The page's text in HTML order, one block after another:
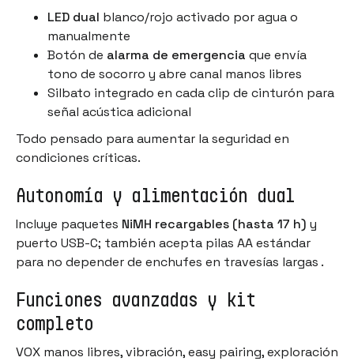
LED dual blanco/rojo activado por agua o
manualmente
Botón de alarma de emergencia que envía
tono de socorro y abre canal manos libres
Silbato integrado en cada clip de cinturón para
señal acústica adicional
Todo pensado para aumentar la seguridad en
condiciones críticas.
Autonomía y alimentación dual
Incluye paquetes NiMH recargables (hasta 17 h) y
puerto USB-C; también acepta pilas AA estándar
para no depender de enchufes en travesías largas .
Funciones avanzadas y kit
completo
VOX manos libres, vibración,easy pairing, exploración